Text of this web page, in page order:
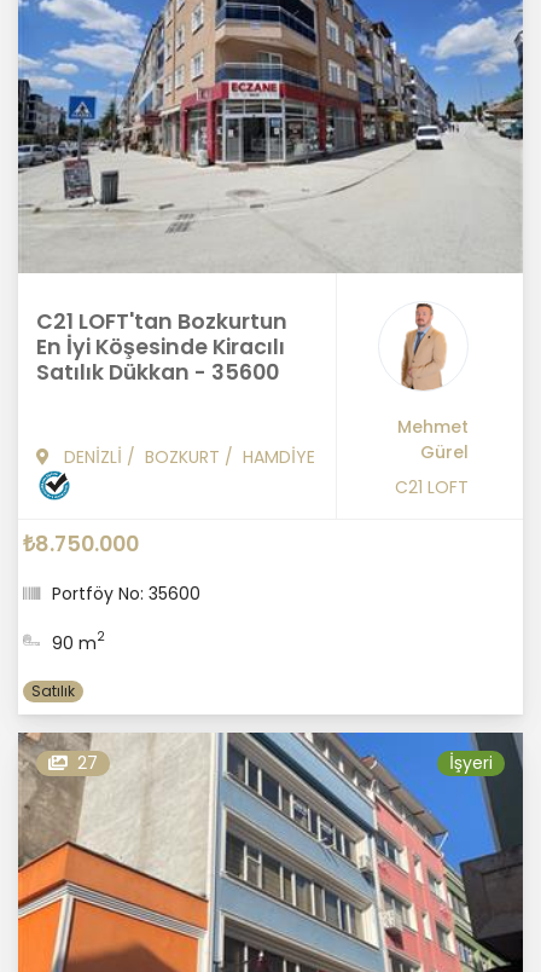
C21 LOFT'tan Bozkurtun
En İyi Köşesinde Kiracılı
Satılık Dükkan - 35600
DENİZLİ / BOZKURT / HAMDİYE
Mehmet
Gürel
C21 LOFT
₺8.750.000
Portföy No: 35600
90 m2
Satılık
27 İşyeri